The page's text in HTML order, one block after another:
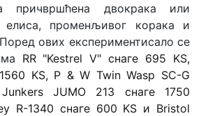
причвршћена двокрака или
елиса, променљивог корака и
ових експериментисало се
RR "Kestrel V" снаге 695 KS,
KS, P & W Twin Wasp SC-G
JUMO 213 снаге 1750
R-1340 снаге 600 KS и Bristol